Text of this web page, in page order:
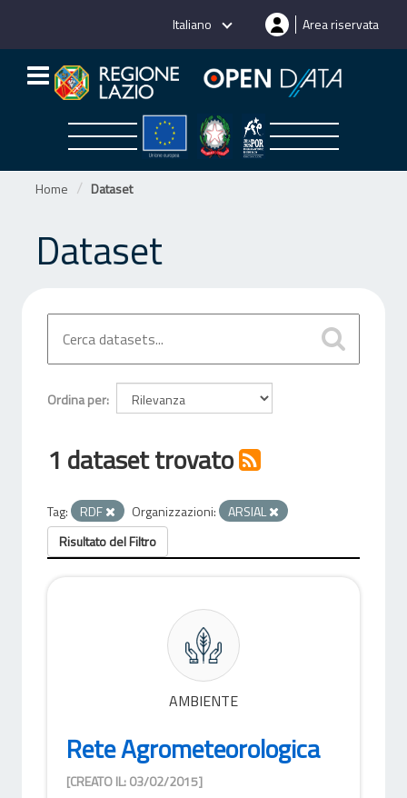
Italiano Area riservata
Home Dataset
Dataset
Ordina per
1 dataset trovato
Tag: RDF Organizzazioni:
ARSIAL
Risultato del Filtro
AMBIENTE
Rete Agrometeorologica
[CREATO IL: 03/02/2015]